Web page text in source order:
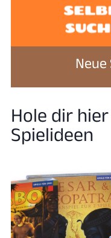
Hole dir
Spielideen